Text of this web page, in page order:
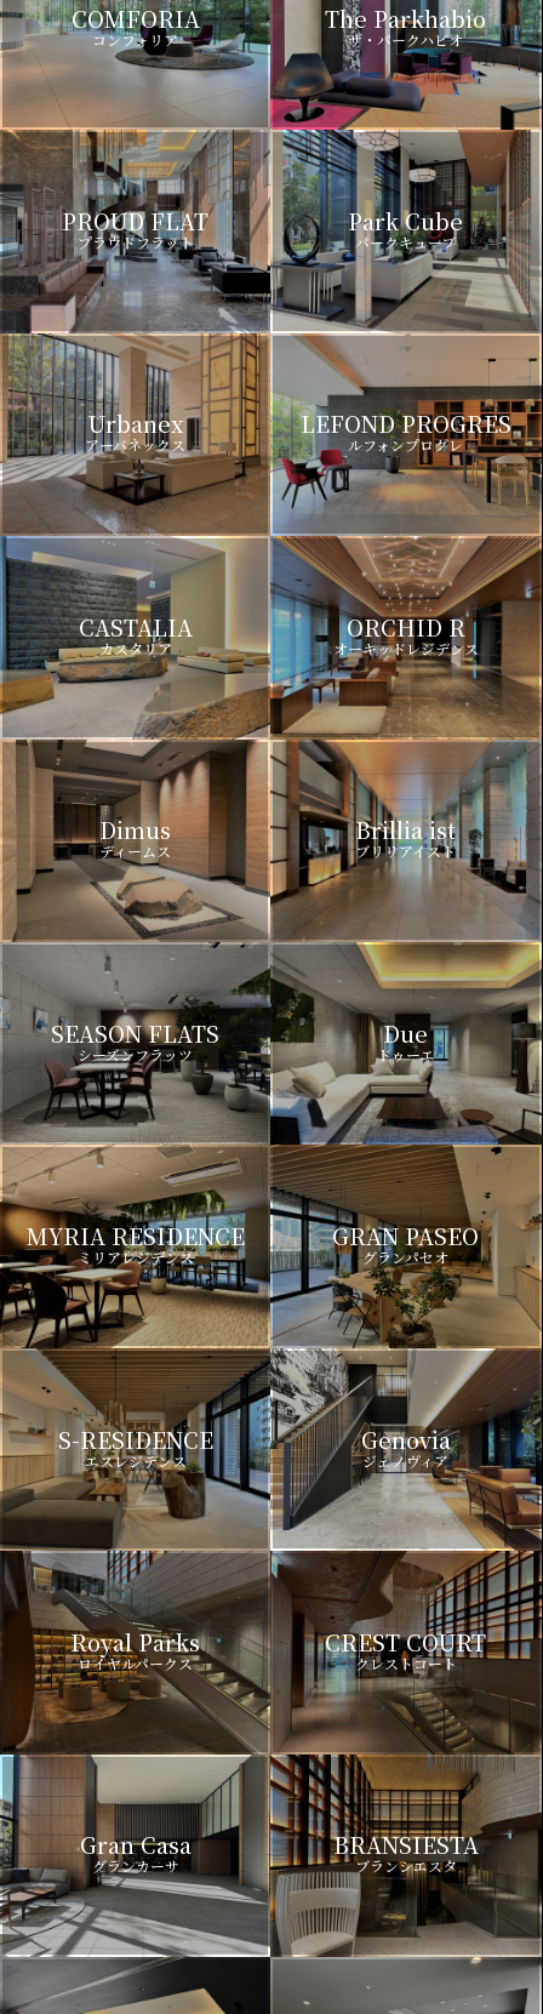
COMFORIA
コンフォリア
The Parkhabio
ザ・パークハビオ
PROUD FLAT
プラウドフラット
Park Cube
パークキューブ
Urbanex
アーバネックス
LEFOND PROGRES
ルフォンプログレ
CASTALIA
カスタリア
ORCHID R
オーキッドレジデンス
Dimus
ディームス
Brillia ist
ブリリアイスト
SEASON FLATS
シーズンフラッツ
Due
ドゥーエ
MYRIA RESIDENCE
ミリアレジデンス
GRAN PASEO
グランパセオ
S-RESIDENCE
エスレジデンス
Genovia
ジェノヴィア
Royal Parks
ロイヤルパークス
CREST COURT
クレストコート
Gran Casa
グランカーサ
BRANSIESTA
ブランシエスタ